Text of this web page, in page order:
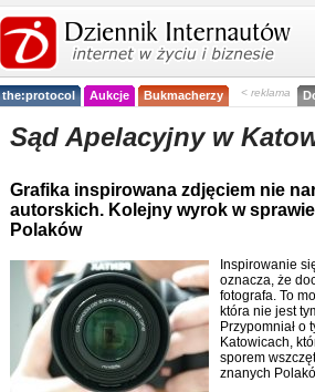
the:protocol Aukcje Bukmacherzy < reklama
Sąd Apelacyjny w
Grafika inspirowana zdjęciem nie
autorskich. Kolejny wyrok w
Polaków
Inspirowanie
oznacza, że
fotografa. To
która nie jest
Przypomniał o
Katowicach,
sporem
znanych